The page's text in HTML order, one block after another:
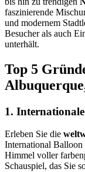
faszinierende
und modernem
Besucher als auch
unterhält.
Top 5
1.
Erleben Sie die
International Balloon
Himmel voller
Schauspiel, das Sie